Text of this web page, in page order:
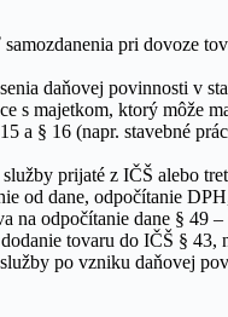
pri dovoze
daňovej povinnosti v
s majetkom, ktorý môže
a § 16 (napr. stavebné
prijaté z IČŠ alebo
od dane, odpočítanie
na odpočítanie dane § 49 –
tovaru do IČŠ §
po vzniku daňovej